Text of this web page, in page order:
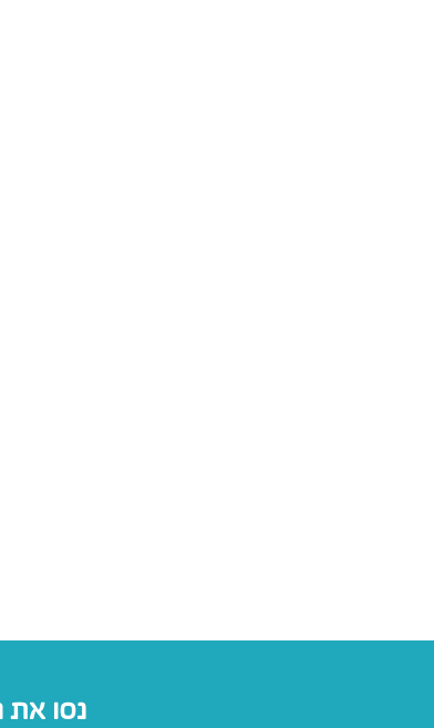
נסו את